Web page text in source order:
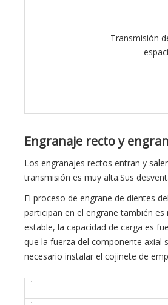
Transmisión
Engranaje recto y
Los engranajes rectos entran y
transmisión es muy alta.Sus
El proceso de engrane de dientes
participan en el engrane también
estable, la capacidad de carga es
que la fuerza del componente axial
necesario instalar el cojinete de